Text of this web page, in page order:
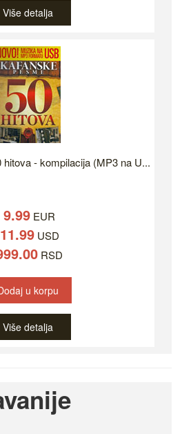
Više detalja
- kompilacija (MP3 na U...
9.99 EUR
11.99USD
RSD
u korpu
Više detalja